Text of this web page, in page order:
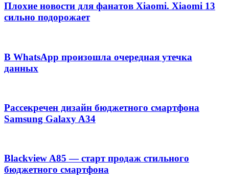
Плохие новости для фанатов Xiaomi. Xiaomi 13
сильно подорожает
В WhatsApp произошла очередная утечка
данных
Рассекречен дизайн бюджетного смартфона
Samsung Galaxy A34
Blackview A85 — старт продаж стильного
бюджетного смартфона